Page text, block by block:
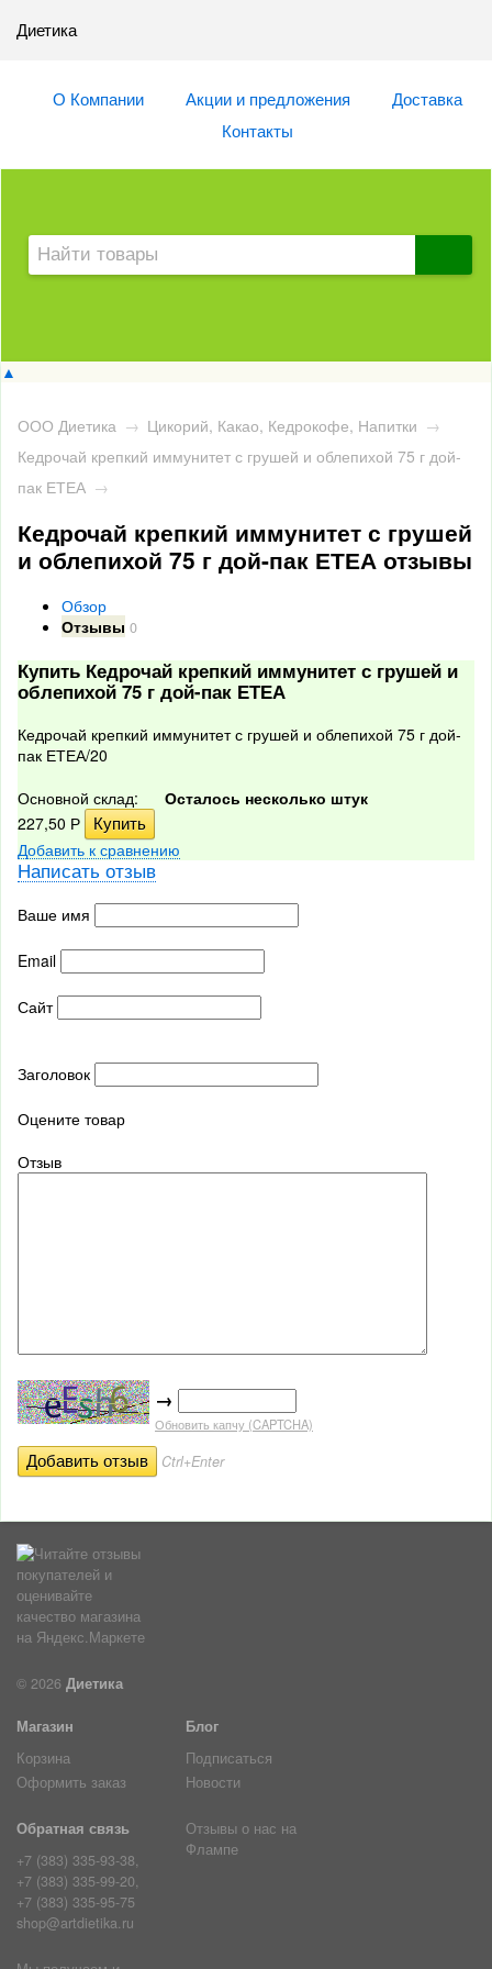
Диетика
О Компании Акции и предложения
Доставка
Контакты
▲
ООО Диетика → Цикорий, Какао, Кедрокофе, Напитки →
Кедрочай крепкий иммунитет с грушей и облепихой 75 г дой-
пак ЕТЕА →
Кедрочай крепкий иммунитет с грушей
и облепихой 75 г дой-пак ЕТЕА отзывы
Обзор
Отзывы 0
Купить Кедрочай крепкий иммунитет с грушей и
облепихой 75 г дой-пак ЕТЕА
Кедрочай крепкий иммунитет с грушей и облепихой 75 г дой-
пак ЕТЕА/20
Основной склад:
Осталось несколько штук
227,50 Р
Добавить к сравнению
Написать отзыв
Ваше имя
Email
Сайт
Заголовок
Оцените товар
Отзыв
→
Обновить капчу (CAPTCHA)
Ctrl+Enter
© 2026 Диетика
Магазин
Корзина
Оформить заказ
Блог
Подписаться
Новости
Обратная связь
+7 (383) 335-93-38,
+7 (383) 335-99-20,
+7 (383) 335-95-75
shop@artdietika.ru
Отзывы о нас на
Флампе